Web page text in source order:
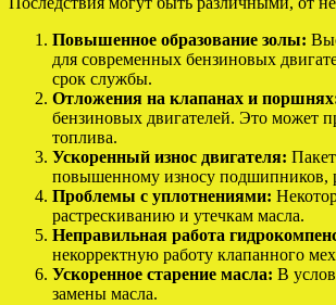
Повышенное образование золы:
для современных бензиновых
срок службы.
Отложения на клапанах и
бензиновых двигателей. Это может
топлива.
Ускоренный износ двигателя:
повышенному износу подшипников,
Проблемы с уплотнениями:
растрескиванию и утечкам масла.
Неправильная работа
некорректную работу клапанного
Ускоренное старение масла: В
замены масла.